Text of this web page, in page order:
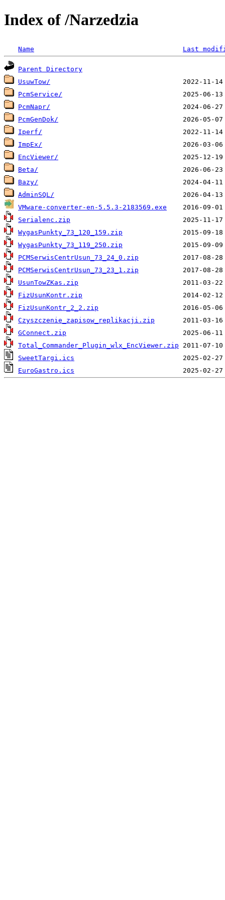
Index of /Narzedzia
Name Last
Parent Directory
UsuwTow/
PcmService/
PcmNapr/
PcmGenDok/
Iperf/
ImpEx/
EncViewer/
Beta/
Bazy/
AdminSQL/
VMware-converter-en-5.5.3-2183569.exe
Serialenc.zip
WygasPunkty_73_120_159.zip
WygasPunkty_73_119_250.zip
PCMSerwisCentrUsun_73_24_0.zip
PCMSerwisCentrUsun_73_23_1.zip
UsunTowZKas.zip
FizUsunKontr.zip
FizUsunKontr_2_2.zip
Czyszczenie_zapisow_replikacji.zip
GConnect.zip
Total_Commander_Plugin_wlx_EncViewer.zip
SweetTargi.ics
EuroGastro.ics